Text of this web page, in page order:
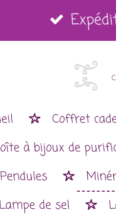
Coffret
à bijoux de
Pendules
Lampe de sel